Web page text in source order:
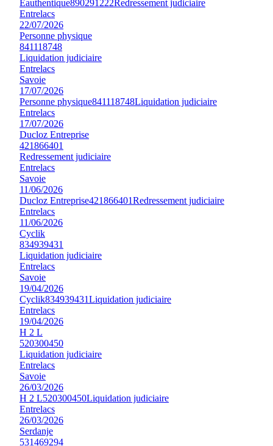
Eauthentique890291222Redressement judiciaire
Entrelacs
22/07/2026
Personne physique
841118748
Liquidation judiciaire
Entrelacs
Savoie
17/07/2026
Personne physique841118748Liquidation judiciaire
Entrelacs
17/07/2026
Ducloz Entreprise
421866401
Redressement judiciaire
Entrelacs
Savoie
11/06/2026
Ducloz Entreprise421866401Redressement judiciaire
Entrelacs
11/06/2026
Cyclik
834939431
Liquidation judiciaire
Entrelacs
Savoie
19/04/2026
Cyclik834939431Liquidation judiciaire
Entrelacs
19/04/2026
H 2 L
520300450
Liquidation judiciaire
Entrelacs
Savoie
26/03/2026
H 2 L520300450Liquidation judiciaire
Entrelacs
26/03/2026
Serdanje
531469294